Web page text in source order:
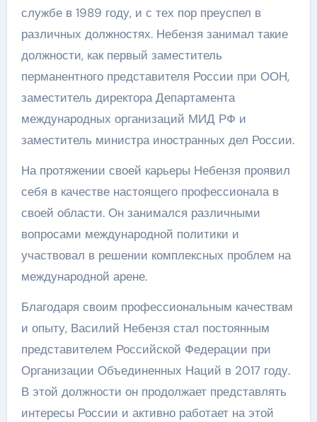
службе в 1989 году, и с тех пор преуспел в
различных должностях. Небензя занимал такие
должности, как первый заместитель
перманентного представителя России при ООН,
заместитель директора Департамента
международных организаций МИД РФ и
заместитель министра иностранных дел России.
На протяжении своей карьеры Небензя проявил
себя в качестве настоящего профессионала в
своей области. Он занимался различными
вопросами международной политики и
участвовал в решении комплексных проблем на
международной арене.
Благодаря своим профессиональным качествам
и опыту, Василий Небензя стал постоянным
представителем Российской Федерации при
Организации Объединенных Наций в 2017 году.
В этой должности он продолжает представлять
интересы России и активно работает на этой